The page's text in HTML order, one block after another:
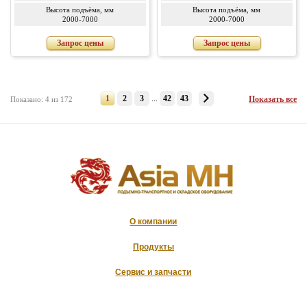
Высота подъёма, мм
2000-7000
Запрос цены
Высота подъёма, мм
2000-7000
Запрос цены
Показано: 4 из 172 Показать все
1 2 3 ... 42 43
О компании
Продукты
Сервис и запчасти